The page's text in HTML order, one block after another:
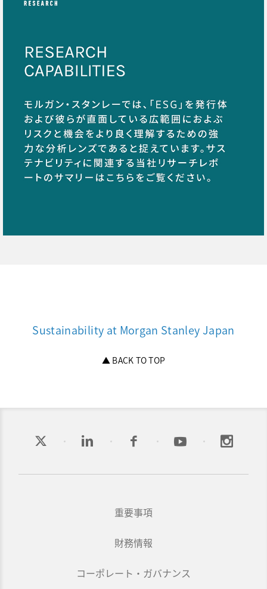
Sustainability at Morgan Stanley Japan
▲ BACK TO TOP
重要事項
財務情報
コーポレート・ガバナンス